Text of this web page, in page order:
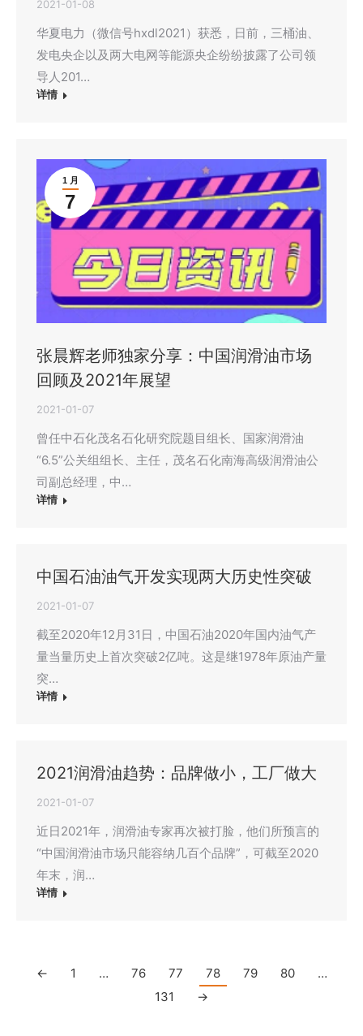
2021-01-08
华夏电力（微信号hxdl2021）获悉，日前，三桶油、
发电央企以及两大电网等能源央企纷纷披露了公司领
导人201…
详情
1 月
7
张晨辉老师独家分享：中国润滑油市场
回顾及2021年展望
2021-01-07
曾任中石化茂名石化研究院题目组长、国家润滑油
“6.5”公关组组长、主任，茂名石化南海高级润滑油公
司副总经理，中…
详情
中国石油油气开发实现两大历史性突破
2021-01-07
截至2020年12月31日，中国石油2020年国内油气产
量当量历史上首次突破2亿吨。这是继1978年原油产量
突…
详情
2021润滑油趋势：品牌做小，工厂做大
2021-01-07
近日2021年，润滑油专家再次被打脸，他们所预言的
“中国润滑油市场只能容纳几百个品牌”，可截至2020
年末，润…
详情
← 1 … 76 77 78 79 80
…
131
→